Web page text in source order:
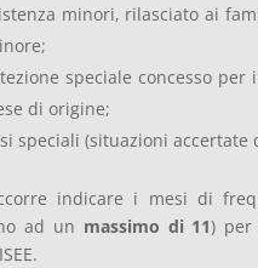
minori, rilasciato ai
speciale concesso
di origine;
speciali (situazioni
indicare i mesi di
ad un massimo di 11) per